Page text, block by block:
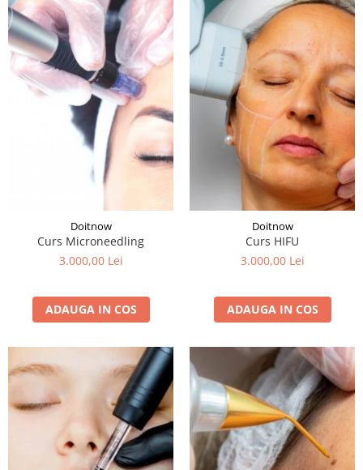
Doitnow
Curs Microneedling
3.000,00 Lei
ADAUGA IN COS
Doitnow
Curs HIFU
3.000,00 Lei
ADAUGA IN COS